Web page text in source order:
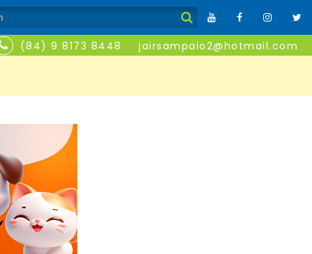
(84) 9 8173 8448 jairsampaio2@hotmail.com